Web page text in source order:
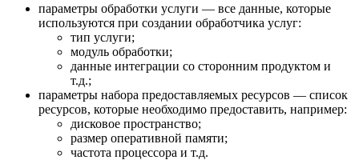
параметры обработки услуги — все данные, которые
используются при создании обработчика услуг:
тип услуги;
модуль обработки;
данные интеграции со сторонним продуктом и
т.д.;
параметры набора предоставляемых ресурсов — список
ресурсов, которые необходимо предоставить, например:
дисковое пространство;
размер оперативной памяти;
частота процессора и т.д.